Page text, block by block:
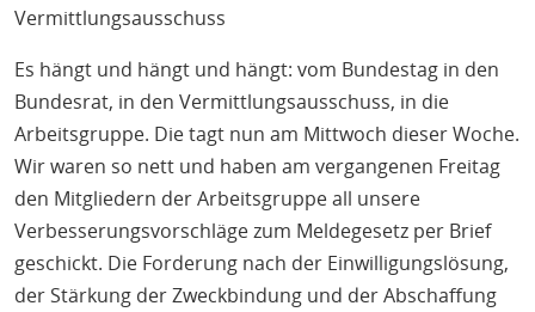
Vermittlungsausschuss
Es hängt und hängt und hängt: vom Bundestag in den
Bundesrat, in den Vermittlungsausschuss, in die
Arbeitsgruppe. Die tagt nun am Mittwoch dieser Woche.
Wir waren so nett und haben am vergangenen Freitag
den Mitgliedern der Arbeitsgruppe all unsere
Verbesserungsvorschläge zum Meldegesetz per Brief
geschickt. Die Forderung nach der Einwilligungslösung,
der Stärkung der Zweckbindung und der Abschaffung